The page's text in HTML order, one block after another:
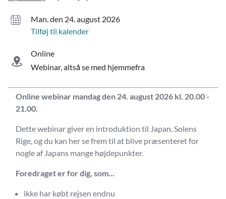
man. den 24. august 2026
Tilføj til kalender
Online
Webinar, altså se med hjemmefra
Online webinar mandag den 24. august 2026 kl. 20.00 -
21.00.
Dette webinar giver en introduktion til Japan, Solens
Rige, og du kan her se frem til at blive præsenteret for
nogle af Japans mange højdepunkter.
Foredraget er for dig, som...
ikke har købt rejsen endnu